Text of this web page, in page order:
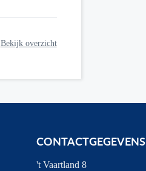
Bekijk overzicht
CONTACTGEGEVENS
't Vaartland 8